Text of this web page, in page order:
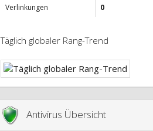
Verlinkungen
0
Täglich globaler Rang-Trend
Antivirus Übersicht